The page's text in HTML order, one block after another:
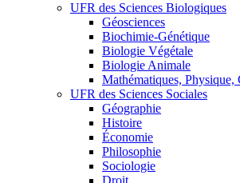
UFR des Sciences Biologiques
Géosciences
Biochimie-Génétique
Biologie Végétale
Biologie Animale
Mathématiques, Physique,
UFR des Sciences Sociales
Géographie
Histoire
Économie
Philosophie
Sociologie
Droit